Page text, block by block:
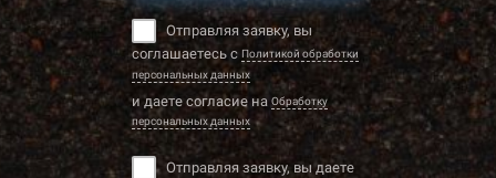
Отправляя заявку, вы
соглашаетесь с Политикой обработки
персональных данных
и даете согласие на Обработку
персональных данных
Отправляя заявку, вы даете